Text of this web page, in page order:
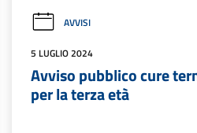
AVVISI
5 LUGLIO 2024
Avviso pubblico cure
per la terza età